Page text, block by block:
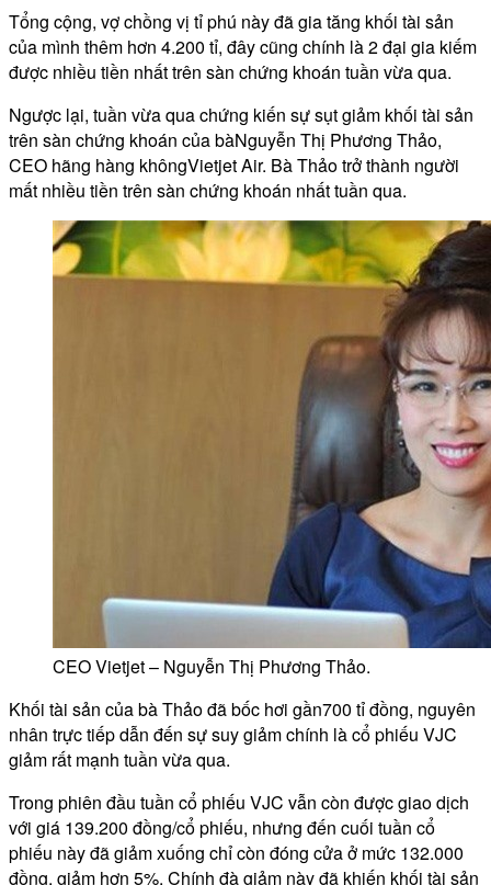
Tổng cộng, vợ chồng vị tỉ phú này đã gia tăng khối tài sản
của mình thêm hơn 4.200 tỉ, đây cũng chính là 2 đại gia kiếm
được nhiều tiền nhất trên sàn chứng khoán tuần vừa qua.
Ngược lại, tuần vừa qua chứng kiến sự sụt giảm khối tài sản
trên sàn chứng khoán của bàNguyễn Thị Phương Thảo,
CEO hãng hàng khôngVietjet Air. Bà Thảo trở thành người
mất nhiều tiền trên sàn chứng khoán nhất tuần qua.
CEO Vietjet – Nguyễn Thị Phương Thảo.
Khối tài sản của bà Thảo đã bốc hơi gần700 tỉ đồng, nguyên
nhân trực tiếp dẫn đến sự suy giảm chính là cổ phiếu VJC
giảm rất mạnh tuần vừa qua.
Trong phiên đầu tuần cổ phiếu VJC vẫn còn được giao dịch
với giá 139.200 đồng/cổ phiếu, nhưng đến cuối tuần cổ
phiếu này đã giảm xuống chỉ còn đóng cửa ở mức 132.000
đồng, giảm hơn 5%. Chính đà giảm này đã khiến khối tài sản